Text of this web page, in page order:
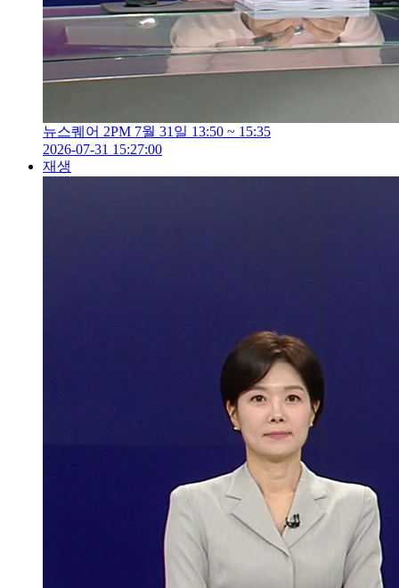
뉴스퀘어 2PM 7월 31일 13:50 ~ 15:35
2026-07-31 15:27:00
재생